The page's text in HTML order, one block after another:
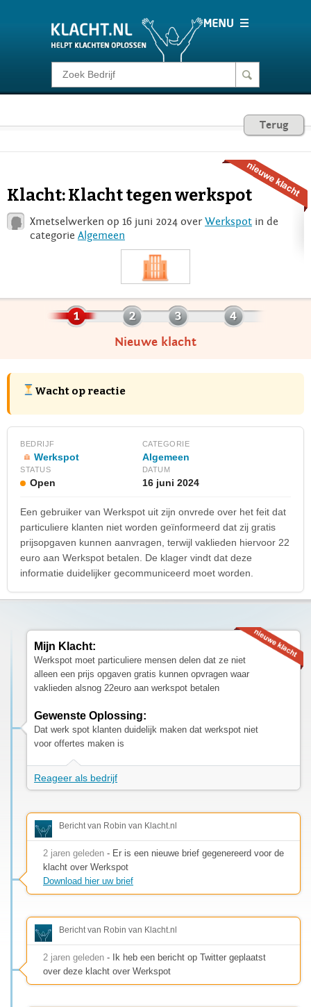
Klacht melden
Consumentenrecht Terug
Klacht: Klacht tegen werkspot
Xmetselwerken op 16 juni 2024 overWerkspot in de
categorie Algemeen
Nieuwe klacht
Wacht op reactie
BEDRIJF
Werkspot
CATEGORIE
Algemeen
STATUS
Open
DATUM
16 juni 2024
Een gebruiker van Werkspot uit zijn onvrede over het feit dat
particuliere klanten niet worden geïnformeerd dat zij gratis
prijsopgaven kunnen aanvragen, terwijl vaklieden hiervoor 22
euro aan Werkspot betalen. De klager vindt dat deze
informatie duidelijker gecommuniceerd moet worden.
Mijn Klacht:
Werkspot moet particuliere mensen delen dat ze niet
alleen een prijs opgaven gratis kunnen opvragen waar
vaklieden alsnog 22euro aan werkspot betalen
Gewenste Oplossing:
Dat werk spot klanten duidelijk maken dat werkspot niet
voor offertes maken is
Reageer als bedrijf
Bericht van Robin van Klacht.nl
2 jaren geleden - Er is een nieuwe brief gegenereerd voor de
klacht over Werkspot
Download hier uw brief
Bericht van Robin van Klacht.nl
2 jaren geleden - Ik heb een bericht op Twitter geplaatst
over deze klacht over Werkspot